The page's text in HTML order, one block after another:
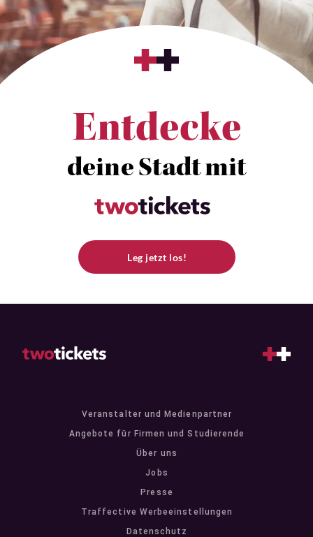
Entdecke
deine Stadt mit
Leg jetzt los!
Veranstalter und Medienpartner
Angebote für Firmen und Studierende
Über uns
Jobs
Presse
Traffective Werbeeinstellungen
Datenschutz